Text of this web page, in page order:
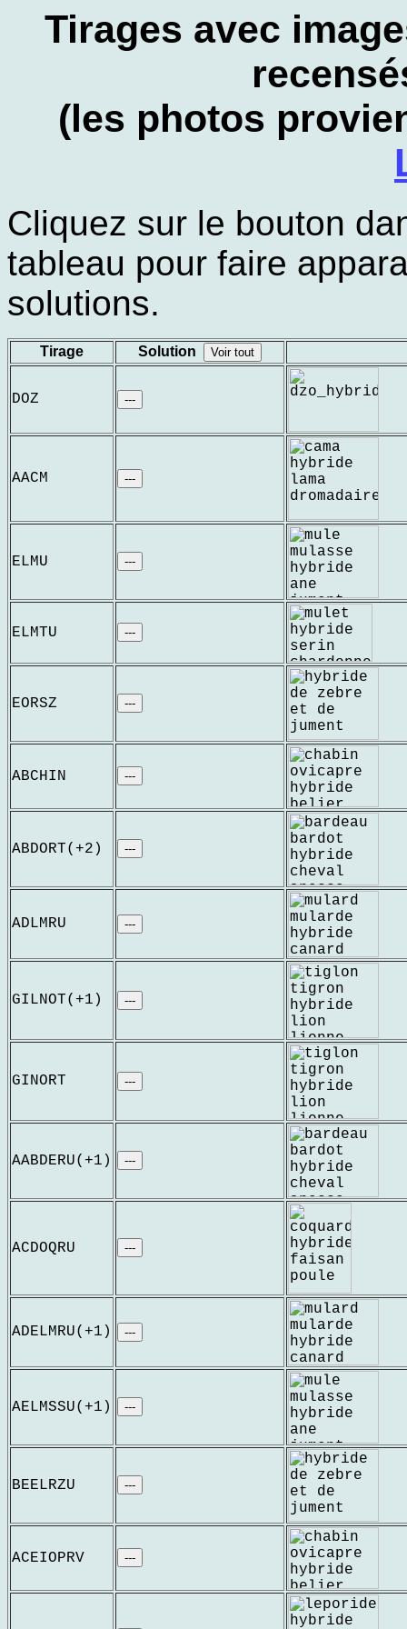
Tirages avec
(les photos
Cliquez sur le bouton
tableau pour faire
solutions.
Tirage Solution Voir tout
DOZ ---
AACM ---
ELMU ---
ELMTU ---
EORSZ ---
ABCHIN ---
ABDORT(+2) ---
ADLMRU ---
GILNOT(+1) ---
GINORT ---
AABDERU(+1) ---
ACDOQRU ---
ADELMRU(+1) ---
AELMSSU(+1) ---
BEELRZU ---
ACEIOPRV ---